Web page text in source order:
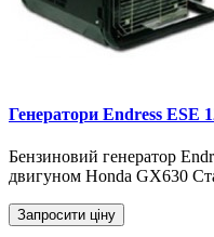
Генератори Endress ESE
Бензиновий генератор
двигуном Honda GX630
Запросити ціну